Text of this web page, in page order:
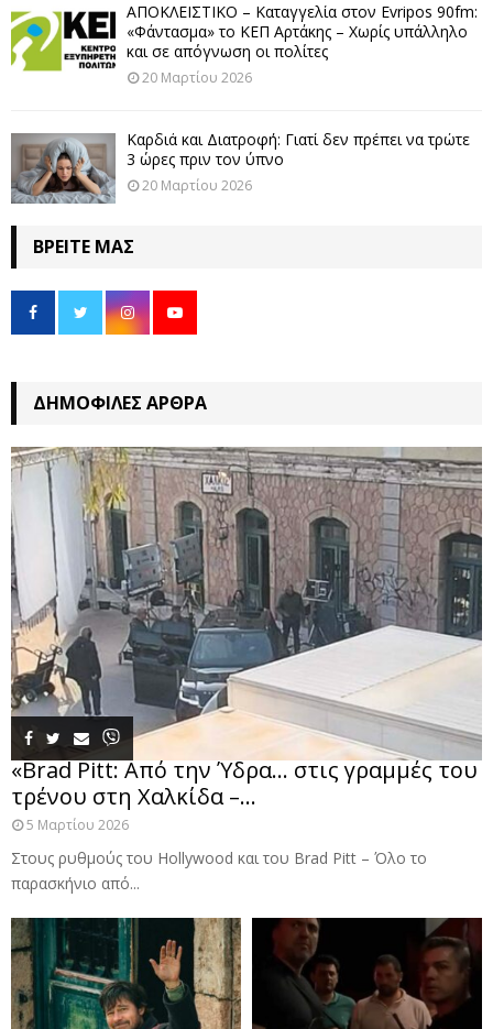
ΑΠΟΚΛΕΙΣΤΙΚΟ – Καταγγελία στον Evripos 90fm:
«Φάντασμα» το ΚΕΠ Αρτάκης – Χωρίς υπάλληλο
και σε απόγνωση οι πολίτες
20 Μαρτίου 2026
Καρδιά και Διατροφή: Γιατί δεν πρέπει να τρώτε
3 ώρες πριν τον ύπνο
20 Μαρτίου 2026
ΒΡΕΊΤΕ ΜΑΣ
ΔΗΜΟΦΙΛΈΣ ΆΡΘΡΑ
«Brad Pitt: Από την Ύδρα… στις γραμμές του
τρένου στη Χαλκίδα –...
5 Μαρτίου 2026
Στους ρυθμούς του Hollywood και του Brad Pitt – Όλο το
παρασκήνιο από...